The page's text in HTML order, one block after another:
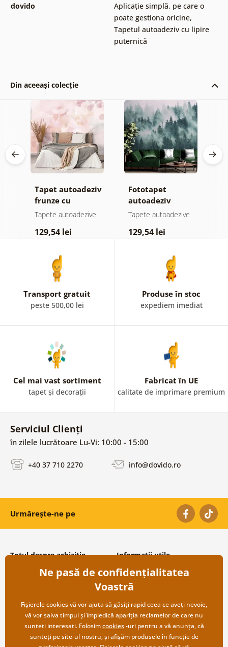
dovido
Aplicație simplă, pe care o
poate gestiona oricine,
Tapetul autoadeziv cu lipire
puternică
Din aceeași colecție
Tapet autoadeziv
frunze cu
atingere
Tapete autoadezive
129,54 lei
Fototapet
autoadeziv
pădure în ceață
Tapete autoadezive
129,54 lei
Transport gratuit
peste 500,00 lei
Produse în stoc
expediem imediat
Cel mai vast sortiment
tapet și decorații
Fabricat în UE
calitate de imprimare premium
Serviciul Clienți
în zilele lucrătoare Lu-Vi: 10:00 - 15:00
+40 37 710 2270 info@dovido.ro
Urmărește-ne pe
Totul despre achiziție
Condiții și termeni generali
Protecția datelor personale
Transport și modalități de plată
Returnare
Informații utile
Despre noi
Întrebări frecvente
Contacte
Cooperare angro
Ne pasă de confidențialitatea
Voastră
Fișierele cookies vă vor ajuta să găsiți rapid ceea ce aveți nevoie,
vă vor salva timpul și împiedică apariția reclamelor de care nu
sunteți interesați. Folosimcookies-uri pentru a vă anunța, că
sunteți pe site-ul nostru, și afișăm produsele în funcție de